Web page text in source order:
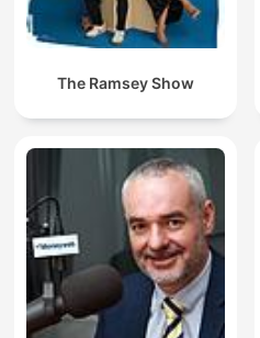
The Ramsey Show